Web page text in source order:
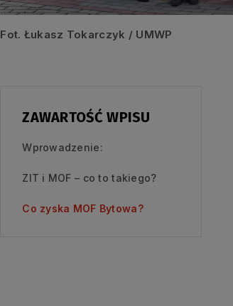
Fot. Łukasz Tokarczyk / UMWP
ZAWARTOŚĆ WPISU
Wprowadzenie:
ZIT i MOF – co to takiego?
Co zyska MOF Bytowa?